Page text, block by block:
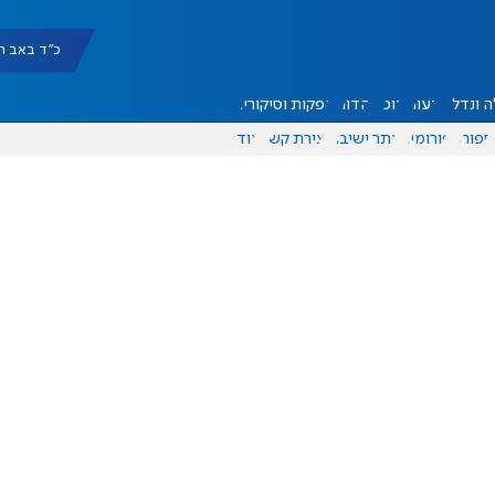
כ"ד באב תשפ"ו
ונדל"ן דעות אוכל יהדות הפקות וסיקורים
ספורט פורומים אתר ישיבה יצירת קשר עוד